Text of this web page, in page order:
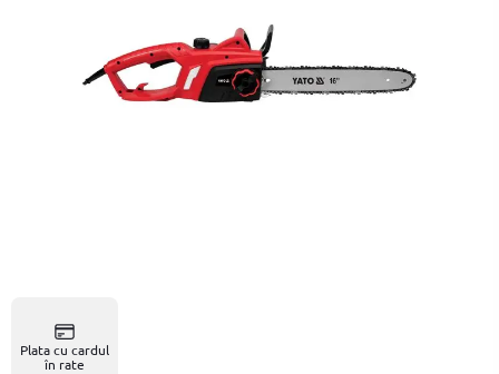
Plata cu cardul
în rate